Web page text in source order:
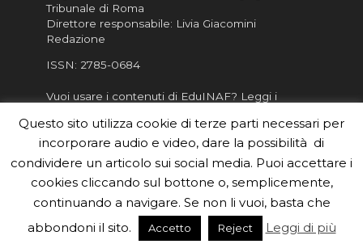
Tribunale di Roma
Direttore responsabile: Livia Giacomini
Redazione
ISSN: 2785-0684
Vuoi usare i contenuti di EduINAF? Leggi i
Informativa sulla Privacy
Informatva sui Cookie
Per la rubrica de l'Astronomo risponde, per
inviarci le tue foto o i tuoi contributi, scrivici a
redazione.edu [chiocciola] inaf.it oppure
il form
Questo sito utilizza cookie di terze parti necessari per
incorporare audio e video, dare la possibilità di
condividere un articolo sui social media. Puoi accettare i
cookies cliccando sul bottone o, semplicemente,
continuando a navigare. Se non li vuoi, basta che
abbondoni il sito.
Accetto Reject Leggi di più